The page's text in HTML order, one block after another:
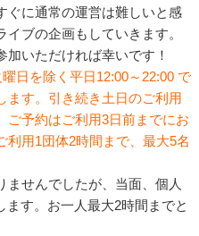
ぐに通常の運営は難しいと感
ブの企画もしていきます。
いただければ幸いです！
日を除く平日12:00～22:00 で
ます。引き続き土日のご利用
ご予約はご利用3日前までにお
利用1団体2時間まで、最大5名
せんでしたが、当面、個人
す。お一人最大2時間までと